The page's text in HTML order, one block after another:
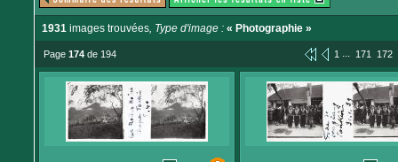
1931 images trouvées, Type d'image : « Photographie »
Page 174 de 194 1 ... 171 172